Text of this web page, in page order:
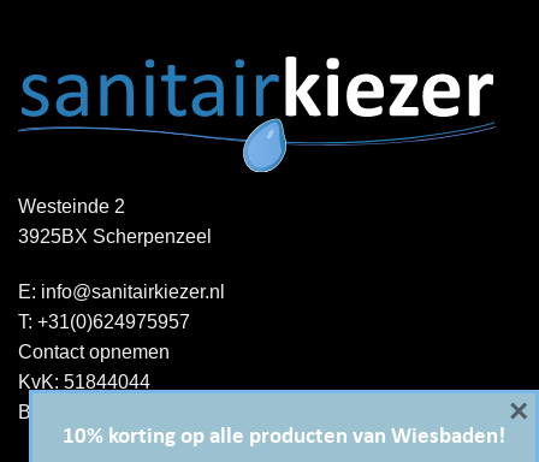
Westeinde 2
3925BX Scherpenzeel
E: info@sanitairkiezer.nl
T: +31(0)624975957
Contact opnemen
KvK: 51844044
BTW-ID : NL001344060B15
10% korting op alle producten van Wiesbaden!
×